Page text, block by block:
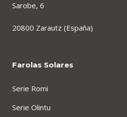
Sarobe, 6
20800 Zarautz (España)
Farolas Solares
Serie Romi
Serie Olintu